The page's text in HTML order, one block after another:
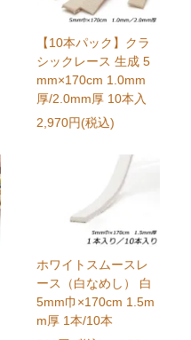
【10本パック】クラ
シックレース 生成 5
mm×170cm 1.0mm
厚/2.0mm厚 10本入
2,970円(税込)
ホワイトスムースレ
ース（白なめし） 白
5mm巾×170cm 1.5m
m厚 1本/10本